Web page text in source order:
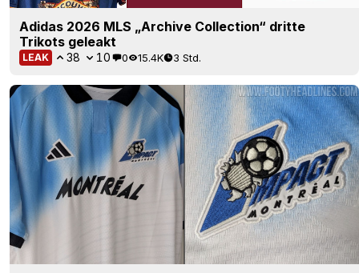
Adidas 2026 MLS „Archive Collection“ dritte
Trikots geleakt
LEAK 38 10 0 15.4K 3 Std.